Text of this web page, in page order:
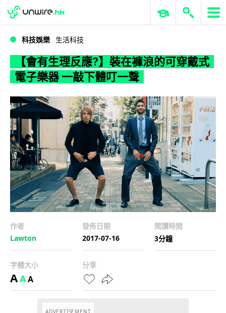
WWDC 2026 ERP 與商業 AI
科技娛樂 生活科技
【會有生理反應?】裝在褲浪的可穿戴式
電子樂器 一敲下體叮一聲
作者
Lawton
發佈日期
2017-07-16
閱讀時間
3分鐘
字體大小
AAA
分享